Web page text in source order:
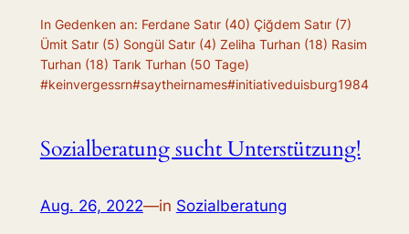
In Gedenken an: Ferdane Satır (40) Çiğdem Satır (7)
Ümit Satır (5) Songül Satır (4) Zeliha Turhan (18) Rasim
Turhan (18) Tarık Turhan (50 Tage)
#keinvergessrn#saytheirnames#initiativeduisburg1984
Sozialberatung sucht Unterstützung!
Aug. 26, 2022—in Sozialberatung